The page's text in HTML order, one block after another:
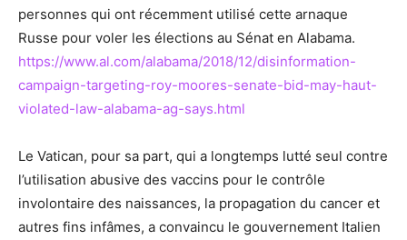
personnes qui ont récemment utilisé cette arnaque
Russe pour voler les élections au Sénat en Alabama.
https://www.al.com/alabama/2018/12/disinformation-
campaign-targeting-roy-moores-senate-bid-may-haut-
violated-law-alabama-ag-says.html
Le Vatican, pour sa part, qui a longtemps lutté seul contre
l’utilisation abusive des vaccins pour le contrôle
involontaire des naissances, la propagation du cancer et
autres fins infâmes, a convaincu le gouvernement Italien